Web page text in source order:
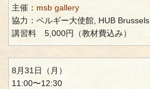
主催： msb gallery
協力：ベルギー大使館, HUB Brussels
講習料 5,000円（教材費込み）
8月31日（月）
11:00〜12:30